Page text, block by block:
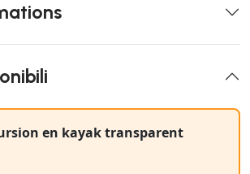
en kayak transparent